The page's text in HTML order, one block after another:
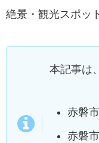
絶景・観光スポッ
本記事は
赤磐
赤磐